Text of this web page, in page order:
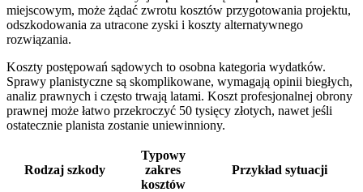
miejscowym, może żądać zwrotu kosztów przygotowania projektu,
odszkodowania za utracone zyski i koszty alternatywnego
rozwiązania.
Koszty postępowań sądowych to osobna kategoria wydatków.
Sprawy planistyczne są skomplikowane, wymagają opinii biegłych,
analiz prawnych i często trwają latami. Koszt profesjonalnej obrony
prawnej może łatwo przekroczyć 50 tysięcy złotych, nawet jeśli
ostatecznie planista zostanie uniewinniony.
Rodzaj szkody
Typowy
zakres
kosztów
Przykład sytuacji